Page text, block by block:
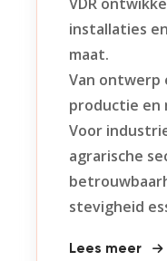
installaties
maat.
Van
productie en
Voor
agrarische
stevigheid
Lees meer